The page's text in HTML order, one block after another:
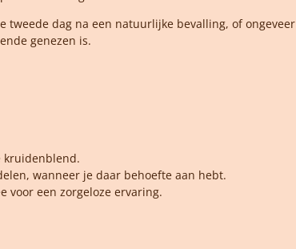
tweede dag na een natuurlijke bevalling, of ongeveer
genezen is.
kruidenblend.
wanneer je daar behoefte aan hebt.
voor een zorgeloze ervaring.